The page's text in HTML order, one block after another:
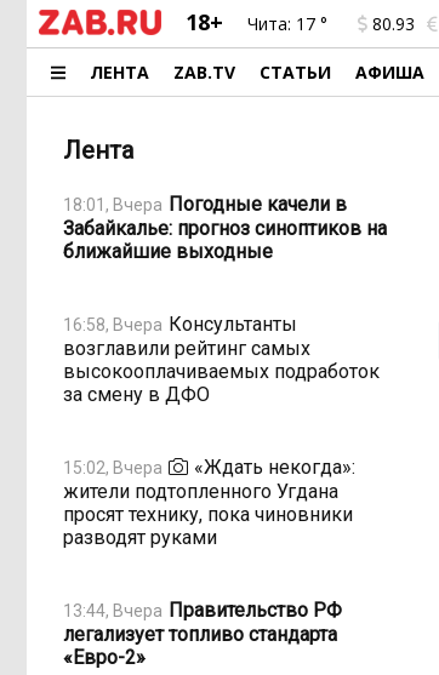
18+ Чита: 17 ° 80.93
ЛЕНТА ZAB.TV СТАТЬИ АФИША
Лента
18:01, Вчера Погодные качели в
Забайкалье: прогноз синоптиков на
ближайшие выходные
16:58, Вчера Консультанты
возглавили рейтинг самых
высокооплачиваемых подработок
за смену в ДФО
15:02, Вчера
«Ждать некогда»:
жители подтопленного Угдана
просят технику, пока чиновники
разводят руками
13:44, Вчера Правительство РФ
легализует топливо стандарта
«Евро-2»